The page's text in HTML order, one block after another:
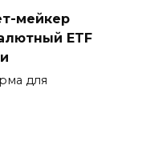
мейкер
ETF
для